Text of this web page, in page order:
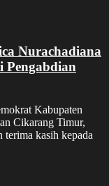
Nurachadiana
Pengabdian
Kabupaten
Cikarang Timur,
terima kasih kepada